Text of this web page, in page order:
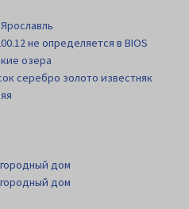
не определяется в BIOS
озера
серебро золото известняк
дом
дом